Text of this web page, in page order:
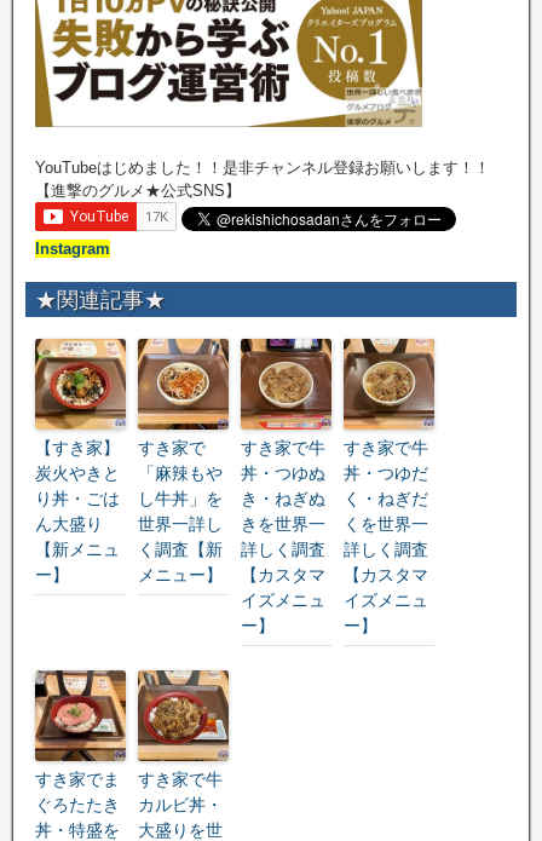
YouTubeはじめました！！是非チャンネル登録お願いします！！
【進撃のグルメ★公式SNS】
Instagram
★関連記事★
【すき家】
炭火やきと
り丼・ごは
ん大盛り
【新メニュ
ー】
すき家で
「麻辣もや
し牛丼」を
世界一詳し
く調査【新
メニュー】
すき家で牛
丼・つゆぬ
き・ねぎぬ
きを世界一
詳しく調査
【カスタマ
イズメニュ
ー】
すき家で牛
丼・つゆだ
く・ねぎだ
くを世界一
詳しく調査
【カスタマ
イズメニュ
ー】
すき家でま
ぐろたたき
丼・特盛を
すき家で牛
カルビ丼・
大盛りを世